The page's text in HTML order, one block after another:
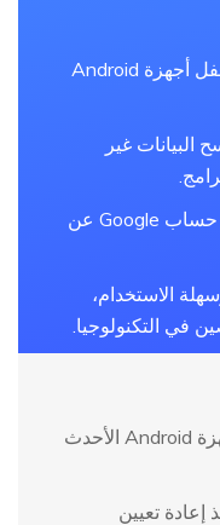
مفيد لفتح قفل أجهزة Android
غير
تجاوز التحقق من حساب Google عن
الاستخدام،
في التكنولوجيا.
قد لا تكون بعض أجهزة Android الأحدث
إعادة تعيين